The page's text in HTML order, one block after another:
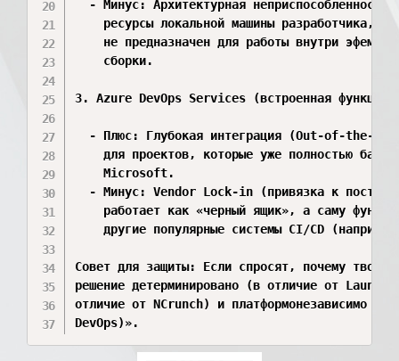
- Минус: Архитектурная неприспособленность
ресурсы локальной машины разработчика,
не предназначен для работы внутри
    сборки.
3. Azure DevOps Services (встроенная
- Плюс: Глубокая интеграция (Out-of-the-
для проектов, которые уже полностью
    Microsoft.
- Минус: Vendor Lock-in (привязка к
работает как «черный ящик», а саму
другие популярные системы CI/CD
Совет для защиты: Если спросят, почему твоя
решение детерминировано (в отличие от
отличие от NCrunch) и платформонезависимо